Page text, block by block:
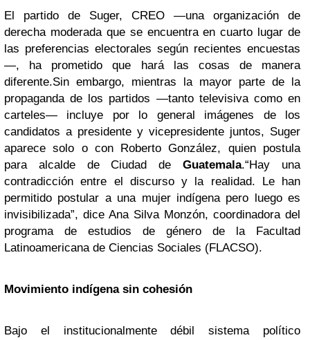
El partido de Suger, CREO —una organización de
derecha moderada que se encuentra en cuarto lugar de
las preferencias electorales según recientes encuestas
—, ha prometido que hará las cosas de manera
diferente.Sin embargo, mientras la mayor parte de la
propaganda de los partidos —tanto televisiva como en
carteles— incluye por lo general imágenes de los
candidatos a presidente y vicepresidente juntos, Suger
aparece solo o con Roberto González, quien postula
para alcalde de Ciudad deGuatemala.“Hay una
contradicción entre el discurso y la realidad. Le han
permitido postular a una mujer indígena pero luego es
invisibilizada”, dice Ana Silva Monzón, coordinadora del
programa de estudios de género de la Facultad
Latinoamericana de Ciencias Sociales (FLACSO).
Movimiento indígena sin cohesión
Bajo el institucionalmente débil sistema político